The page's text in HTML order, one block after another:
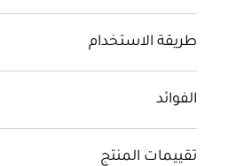
طريقة الاستخدام
الفوائد
تقييمات المنتج